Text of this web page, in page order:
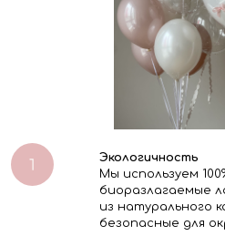
Экологичность
Мы используем
биоразлагаемые
из натурального
безопасные для